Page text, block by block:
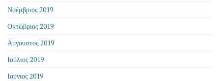
Νοέμβριος 2019
Οκτώβριος 2019
Αύγουστος 2019
Ιούλιος 2019
Ιούνιος 2019